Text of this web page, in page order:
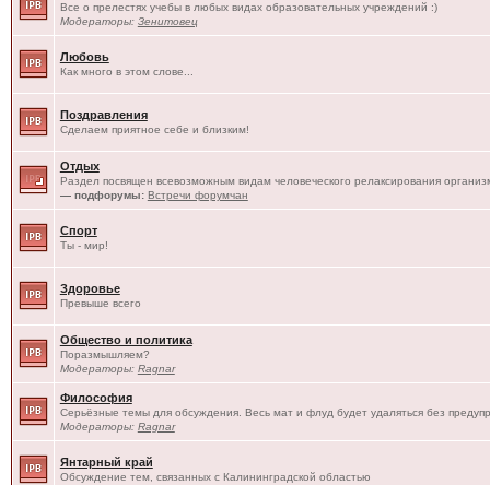
Все о прелестях учебы в любых видах образовательных учреждений :)
Модераторы: Зенитовец
Любовь
Как много в этом слове...
Поздравления
Сделаем приятное себе и близким!
Отдых
Раздел посвящен всевозможным видам человеческого релаксирования
— подфорумы: Встречи форумчан
Спорт
Ты - мир!
Здоровье
Превыше всего
Общество и политика
Поразмышляем?
Модераторы: Ragnar
Философия
Серьёзные темы для обсуждения. Весь мат и флуд будет удаляться без
Модераторы: Ragnar
Янтарный край
Обсуждение тем, связанных с Калининградской областью